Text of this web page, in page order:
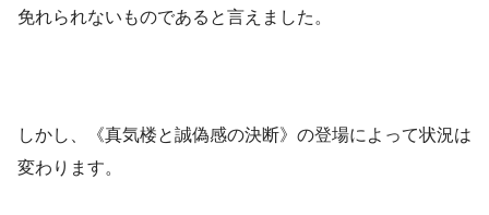
免れられないものであると言えました。
しかし、《真気楼と誠偽感の決断》の登場によって状況は
変わります。